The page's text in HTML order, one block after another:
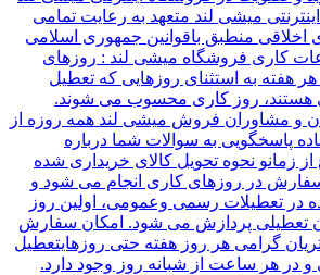
میشی لند متعهد به رعایت تمامی
اخلاقی منطبق باقوانین جمهوری اسلامی
کاری فروشگاه میشی لند : روزهای
هر هفته به استثنای روزهایی که تعطیل
روز کاری محسوب می شوند.
و مشاوران فروش میشی لند همه روزه از
9 تا 20 آماده پاسخگویی به سوالات شما درباره
زمانو نحوه تحویل کالای خریداری شده
در روزهای کاری انجام می شود و
تعطیلات رسمی وعمومی، اولین روز
تعطیلی پردازش می شود. امکان سفارش
گرامی هر روز هفته حتی روزهایتعطیل
در هر ساعت از شبانه روز وجود دارد.